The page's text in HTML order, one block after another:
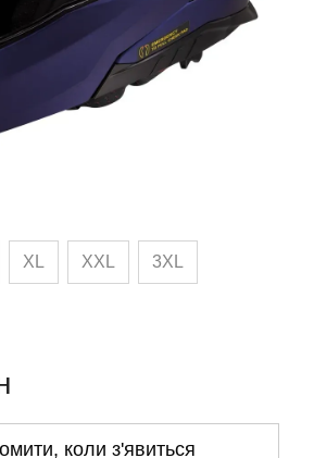
XL XXL 3XL
коли з'явиться